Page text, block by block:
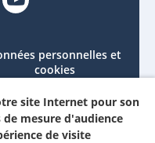
personnelles et
cookies
Accessibilité : non
conforme
Mentions légales
site Internet pour son
mesure d'audience
de visite